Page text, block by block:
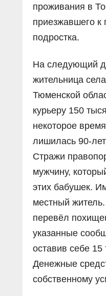
проживания в
приезжавшего к
подростка.
На следующий
жительница
Тюменской
курьеру 150
некоторое
лишилась 90-
Стражи
мужчину,
этих бабушек.
местный
перевёл
указанные
оставив себе 15
Денежные
собственному